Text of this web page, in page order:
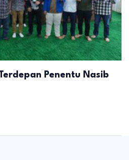
Penentu Nasib